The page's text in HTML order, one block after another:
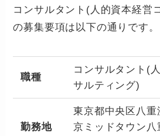
コンサルタント(人的資本経営
の募集要項は以下の通りです。
職種
コンサルタント(
サルティング)
勤務地
東京都中央区八重
京ミッドタウン